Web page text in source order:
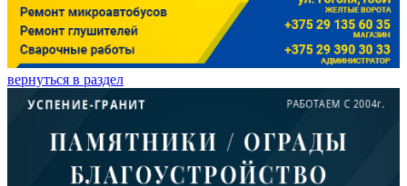
вернуться в раздел